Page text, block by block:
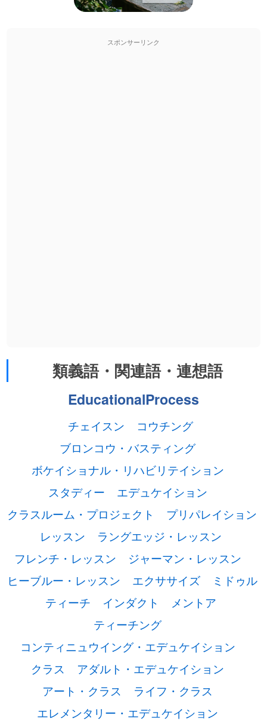
スポンサーリンク
類義語・関連語・連想語
EducationalProcess
チェイスン
コウチング
ブロンコウ・バスティング
ボケイショナル・リハビリテイション
スタディー
エデュケイション
クラスルーム・プロジェクト
プリパレイション
レッスン
ラングエッジ・レッスン
フレンチ・レッスン
ジャーマン・レッスン
ヒーブルー・レッスン
エクササイズ
ミドゥル
ティーチ
インダクト
メントア
ティーチング
コンティニュウイング・エデュケイション
クラス
アダルト・エデュケイション
アート・クラス
ライフ・クラス
エレメンタリー・エデュケイション